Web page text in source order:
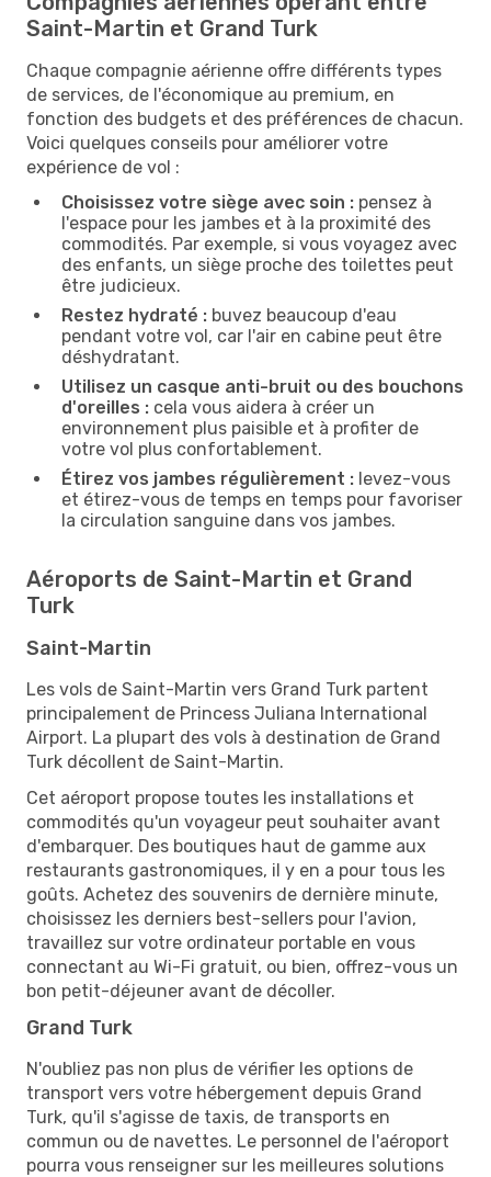
Saint-Martin et Grand Turk
Chaque compagnie aérienne offre différents types
de services, de l'économique au premium, en
fonction des budgets et des préférences de chacun.
Voici quelques conseils pour améliorer votre
expérience de vol :
Choisissez votre siège avec soin : pensez à
l'espace pour les jambes et à la proximité des
commodités. Par exemple, si vous voyagez avec
des enfants, un siège proche des toilettes peut
être judicieux.
Restez hydraté : buvez beaucoup d'eau
pendant votre vol, car l'air en cabine peut être
déshydratant.
Utilisez un casque anti-bruit ou des bouchons
d'oreilles : cela vous aidera à créer un
environnement plus paisible et à profiter de
votre vol plus confortablement.
Étirez vos jambes régulièrement : levez-vous
et étirez-vous de temps en temps pour favoriser
la circulation sanguine dans vos jambes.
Aéroports de Saint-Martin et Grand
Turk
Saint-Martin
Les vols de Saint-Martin vers Grand Turk partent
principalement de Princess Juliana International
Airport. La plupart des vols à destination de Grand
Turk décollent de Saint-Martin.
Cet aéroport propose toutes les installations et
commodités qu'un voyageur peut souhaiter avant
d'embarquer. Des boutiques haut de gamme aux
restaurants gastronomiques, il y en a pour tous les
goûts. Achetez des souvenirs de dernière minute,
choisissez les derniers best-sellers pour l'avion,
travaillez sur votre ordinateur portable en vous
connectant au Wi-Fi gratuit, ou bien, offrez-vous un
bon petit-déjeuner avant de décoller.
Grand Turk
N'oubliez pas non plus de vérifier les options de
transport vers votre hébergement depuis Grand
Turk, qu'il s'agisse de taxis, de transports en
commun ou de navettes. Le personnel de l'aéroport
pourra vous renseigner sur les meilleures solutions